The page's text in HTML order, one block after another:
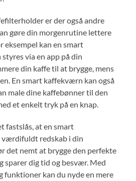
er der også andre
gøre din morgenrutine lettere
eksempel kan en smart
via en app på din
din kaffe til at brygge, mens
En smart kaffekværn kan også
male dine kaffebønner til den
et enkelt tryk på en knap.
fastslås, at en smart
redskab i din
det nemt at brygge den perfekte
sparer dig tid og besvær. Med
funktioner kan du nyde en mere